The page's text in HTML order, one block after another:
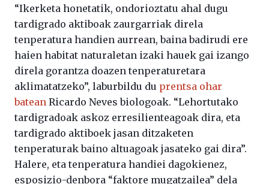
“Ikerketa honetatik, ondorioztatu ahal dugu
tardigrado aktiboak zaurgarriak direla
tenperatura handien aurrean, baina badirudi ere
haien habitat naturaletan izaki hauek gai izango
direla gorantza doazen tenperaturetara
aklimatatzeko”, laburbildu du prentsa ohar
batean Ricardo Neves biologoak. “Lehortutako
tardigradoak askoz erresilienteagoak dira, eta
tardigrado aktiboek jasan ditzaketen
tenperaturak baino altuagoak jasateko gai dira”.
Halere, eta tenperatura handiei dagokienez,
esposizio-denbora “faktore mugatzailea” dela